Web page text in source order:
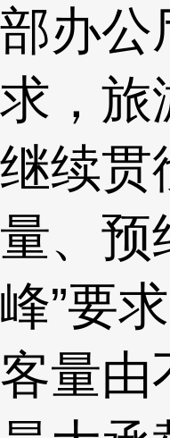
部办公
求，旅
继续贯
量、预
峰”要
客量由